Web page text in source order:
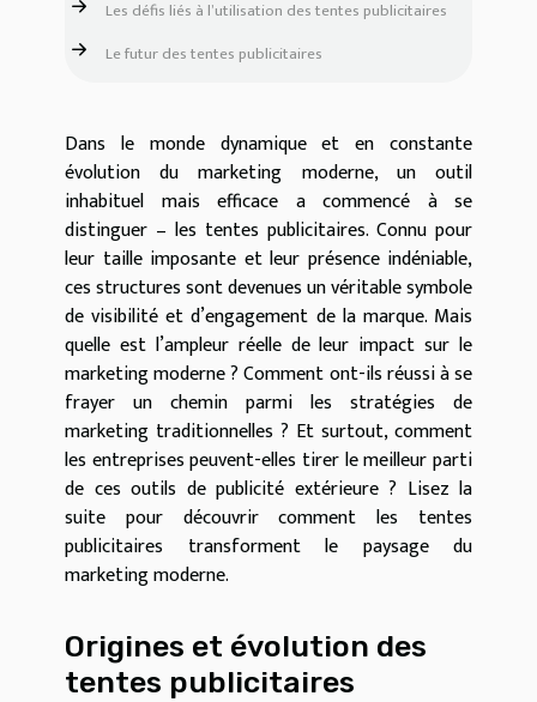
Les défis liés à l’utilisation des tentes publicitaires
Le futur des tentes publicitaires
Dans le monde dynamique et en constante
évolution du marketing moderne, un outil
inhabituel mais efficace a commencé à se
distinguer – les tentes publicitaires. Connu pour
leur taille imposante et leur présence indéniable,
ces structures sont devenues un véritable symbole
de visibilité et d’engagement de la marque. Mais
quelle est l’ampleur réelle de leur impact sur le
marketing moderne ? Comment ont-ils réussi à se
frayer un chemin parmi les stratégies de
marketing traditionnelles ? Et surtout, comment
les entreprises peuvent-elles tirer le meilleur parti
de ces outils de publicité extérieure ? Lisez la
suite pour découvrir comment les tentes
publicitaires transforment le paysage du
marketing moderne.
Origines et évolution des
tentes publicitaires